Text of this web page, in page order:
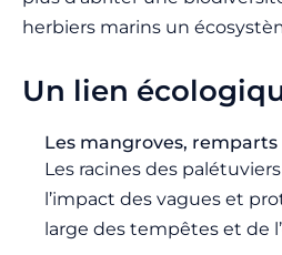
herbiers marins un
Un lien
Les mangroves,
Les racines des
l’impact des vagues et
large des tempêtes et de